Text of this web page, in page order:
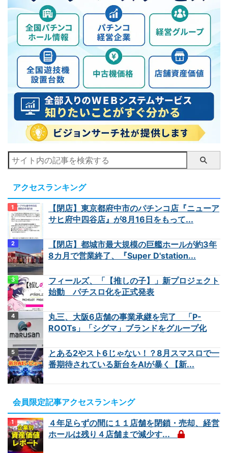
アクセスランキング
【閉店】東京都府中市のパチンコ店『ニューア
サヒ府中四谷店』が8月16日をもって...
【閉店】都城市最大規模の巨艦ホールが約3年
8カ月で営業終了、『Super D'station...
フィールズ、「【推しの子】」新プロジェクト
始動 パチスロ化を正式発表
丸三、大阪6店舗の事業承継を完了 「P-
ROOTs」「シグマ」ブランドをグループ化
とある2やスト6じゃない！？8月スマスロで一
番期待されている新台をAIが暴く【新...
会員限定記事アクセスランキング
４年足らずの間に１１店舗を閉鎖・売却、経営
ホールは残り４店舗まで減少す...